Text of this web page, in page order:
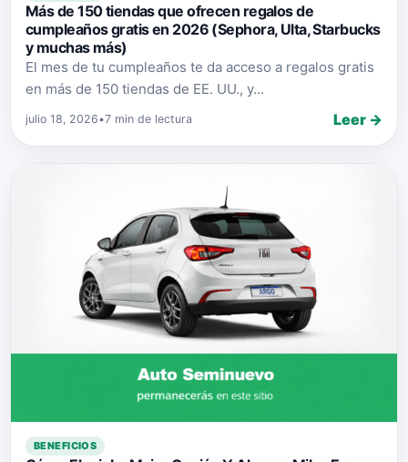
Más de 150 tiendas que ofrecen regalos de
cumpleaños gratis en 2026 (Sephora, Ulta, Starbucks
y muchas más)
El mes de tu cumpleaños te da acceso a regalos gratis
en más de 150 tiendas de EE. UU., y...
julio 18, 2026•7 min de lectura Leer →
BENEFICIOS